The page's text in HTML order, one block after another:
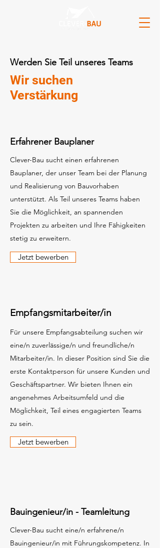
Werden Sie Teil unseres Teams
Wir suchen
Verstärkung
Erfahrener Bauplaner
Clever-Bau sucht einen erfahrenen
Bauplaner, der unser Team bei der Planung
und Realisierung von Bauvorhaben
unterstützt. Als Teil unseres Teams haben
Sie die Möglichkeit, an spannenden
Projekten zu arbeiten und Ihre Fähigkeiten
stetig zu erweitern.
Jetzt bewerben
Empfangsmitarbeiter/in
Für unsere Empfangsabteilung suchen wir
eine/n zuverlässige/n und freundliche/n
Mitarbeiter/in. In dieser Position sind Sie die
erste Kontaktperson für unsere Kunden und
Geschäftspartner. Wir bieten Ihnen ein
angenehmes Arbeitsumfeld und die
Möglichkeit, Teil eines engagierten Teams
zu sein.
Jetzt bewerben
Bauingenieur/in - Teamleitung
Clever-Bau sucht eine/n erfahrene/n
Bauingenieur/in mit Führungskompetenz. In